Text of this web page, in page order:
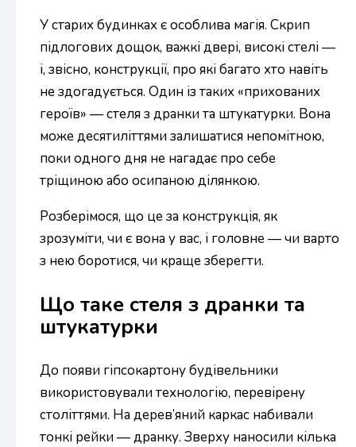
У старих будинках є особлива магія. Скрип
підлогових дощок, важкі двері, високі стелі —
і, звісно, конструкції, про які багато хто навіть
не здогадується. Один із таких «прихованих
героїв» — стеля з дранки та штукатурки. Вона
може десятиліттями залишатися непомітною,
поки одного дня не нагадає про себе
тріщиною або осипаною ділянкою.
Розберімося, що це за конструкція, як
зрозуміти, чи є вона у вас, і головне — чи варто
з нею боротися, чи краще зберегти.
Що таке стеля з дранки та
штукатурки
До появи гіпсокартону будівельники
використовували технологію, перевірену
століттями. На дерев’яний каркас набивали
тонкі рейки — дранку. Зверху наносили кілька